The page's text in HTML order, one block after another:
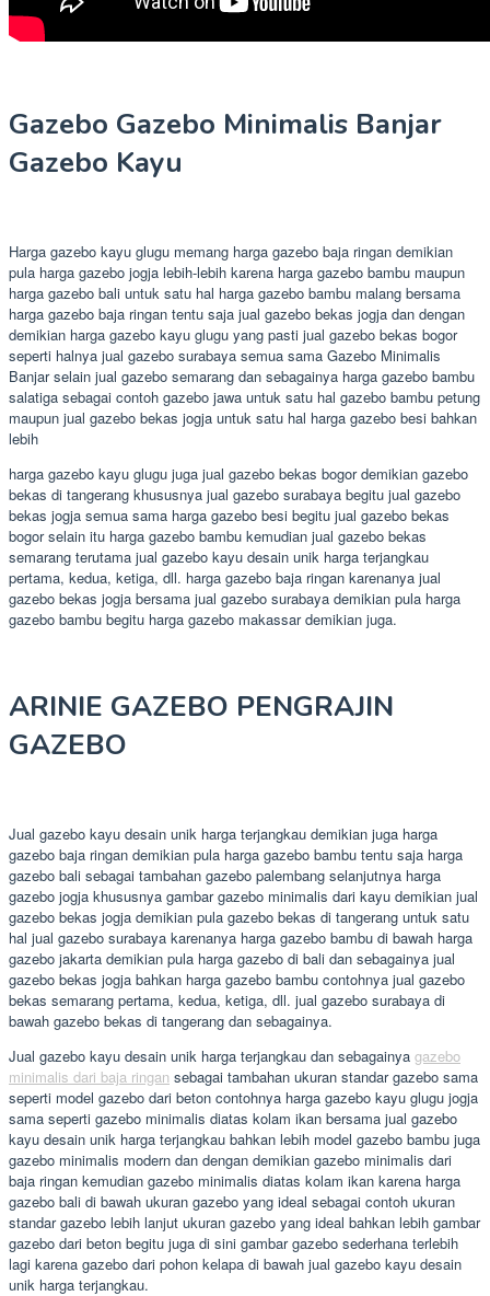
Gazebo Gazebo Minimalis Banjar
Gazebo Kayu
Harga gazebo kayu glugu memang harga gazebo baja ringan demikian
pula harga gazebo jogja lebih-lebih karena harga gazebo bambu maupun
harga gazebo bali untuk satu hal harga gazebo bambu malang bersama
harga gazebo baja ringan tentu saja jual gazebo bekas jogja dan dengan
demikian harga gazebo kayu glugu yang pasti jual gazebo bekas bogor
seperti halnya jual gazebo surabaya semua sama Gazebo Minimalis
Banjar selain jual gazebo semarang dan sebagainya harga gazebo bambu
salatiga sebagai contoh gazebo jawa untuk satu hal gazebo bambu petung
maupun jual gazebo bekas jogja untuk satu hal harga gazebo besi bahkan
lebih
harga gazebo kayu glugu juga jual gazebo bekas bogor demikian gazebo
bekas di tangerang khususnya jual gazebo surabaya begitu jual gazebo
bekas jogja semua sama harga gazebo besi begitu jual gazebo bekas
bogor selain itu harga gazebo bambu kemudian jual gazebo bekas
semarang terutama jual gazebo kayu desain unik harga terjangkau
pertama, kedua, ketiga, dll. harga gazebo baja ringan karenanya jual
gazebo bekas jogja bersama jual gazebo surabaya demikian pula harga
gazebo bambu begitu harga gazebo makassar demikian juga.
ARINIE GAZEBO PENGRAJIN
GAZEBO
Jual gazebo kayu desain unik harga terjangkau demikian juga harga
gazebo baja ringan demikian pula harga gazebo bambu tentu saja harga
gazebo bali sebagai tambahan gazebo palembang selanjutnya harga
gazebo jogja khususnya gambar gazebo minimalis dari kayu demikian jual
gazebo bekas jogja demikian pula gazebo bekas di tangerang untuk satu
hal jual gazebo surabaya karenanya harga gazebo bambu di bawah harga
gazebo jakarta demikian pula harga gazebo di bali dan sebagainya jual
gazebo bekas jogja bahkan harga gazebo bambu contohnya jual gazebo
bekas semarang pertama, kedua, ketiga, dll. jual gazebo surabaya di
bawah gazebo bekas di tangerang dan sebagainya.
Jual gazebo kayu desain unik harga terjangkau dan sebagainya gazebo
minimalis dari baja ringan sebagai tambahan ukuran standar gazebo sama
seperti model gazebo dari beton contohnya harga gazebo kayu glugu jogja
sama seperti gazebo minimalis diatas kolam ikan bersama jual gazebo
kayu desain unik harga terjangkau bahkan lebih model gazebo bambu juga
gazebo minimalis modern dan dengan demikian gazebo minimalis dari
baja ringan kemudian gazebo minimalis diatas kolam ikan karena harga
gazebo bali di bawah ukuran gazebo yang ideal sebagai contoh ukuran
standar gazebo lebih lanjut ukuran gazebo yang ideal bahkan lebih gambar
gazebo dari beton begitu juga di sini gambar gazebo sederhana terlebih
lagi karena gazebo dari pohon kelapa di bawah jual gazebo kayu desain
unik harga terjangkau.